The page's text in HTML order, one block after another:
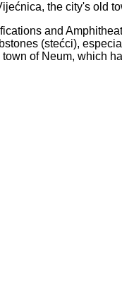
the city's old
and
(stećci),
of Neum, which